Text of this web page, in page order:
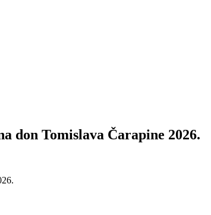
don Tomislava Čarapine 2026.